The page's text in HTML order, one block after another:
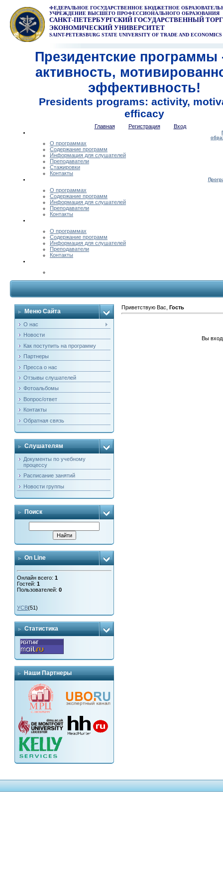
ФЕДЕРАЛЬНОЕ ГОСУДАРСТВЕННОЕ БЮДЖЕТНОЕ
УЧРЕЖДЕНИЕ ВЫСШЕГО ПРОФЕССИОНАЛЬНОГО ОБРАЗОВАНИЯ
САНКТ-ПЕТЕРБУРГСКИЙ ГОСУДАРСТВЕННЫЙ
ЭКОНОМИЧЕСКИЙ УНИВЕРСИТЕТ
SAINT-PETERSBURG STATE UNIVERSITY OF TRADE AND ECONOMICS
Президентские программы
активность,
эффективность!
Presidents programs: activity,
efficacy
Главная Регистрация Вход
О программах
Содержание программ
Информация для слушателей
Преподаватели
Стажировки
Контакты
О программах
Содержание программ
Информация для слушателей
Преподаватели
Контакты
О программах
Содержание программ
Информация для слушателей
Преподаватели
Контакты
Меню Сайта
О нас
Новости
Как поступить на программу
Партнеры
Пресса о нас
Отзывы слушателей
Фотоальбомы
Вопрос/ответ
Контакты
Обратная связь
Слушателям
Документы по учебному
процессу
Расписание занятий
Новости группы
Поиск
On Line
Онлайн всего:1
Гостей:1
Пользователей:0
УСВ(51)
Статистика
Наши Партнеры
Приветствую Вас ,Гость
Вы